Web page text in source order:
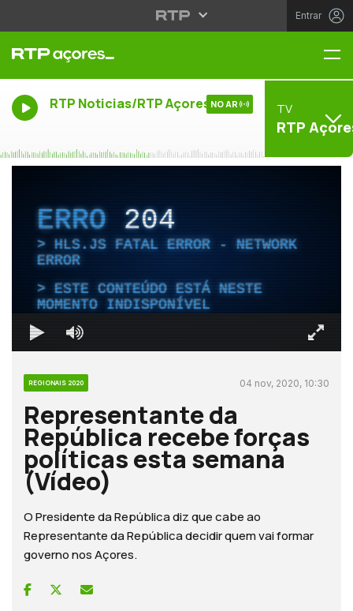
Entrar
RTP Noticias/RTP Açores NO AR TV
RTP
ERRO204
HLS.JS FATAL ERROR - NETWORK
ERROR
ESTE CONTEÚDO ESTÁ NESTE
MOMENTO INDISPONÍVEL
REGIONAIS 2020 04 nov, 2020, 10:30
Representante da
República recebe forças
políticas esta semana
(Vídeo)
O Presidente da República diz que cabe ao
Representante da República decidir quem vai formar
governo nos Açores.